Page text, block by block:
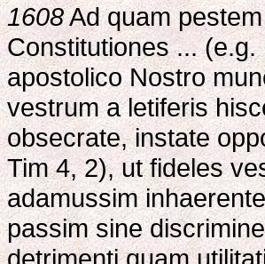
1608Ad quam
Constitutiones ...
apostolico Nostro
vestrum a letiferis
obsecrate, instate
Tim 4, 2), ut fideles
adamussim
passim sine
detrimenti quam